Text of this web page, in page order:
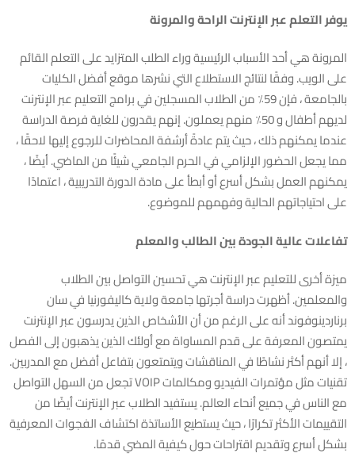
يوفر التعلم عبر الإنترنت الراحة والمرونة
المرونة هي أحد الأسباب الرئيسية وراء الطلب المتزايد على التعلم القائم
على الويب. وفقًا لنتائج الاستطلاع التي نشرها موقع أفضل الكليات
بالجامعة ، فإن 59٪ من الطلاب المسجلين في برامج التعليم عبر الإنترنت
لديهم أطفال و 50٪ منهم يعملون. إنهم يقدرون للغاية فرصة الدراسة
عندما يمكنهم ذلك ، حيث يتم عادةً أرشفة المحاضرات للرجوع إليها لاحقًا ،
مما يجعل الحضور الإلزامي في الحرم الجامعي شيئًا من الماضي. أيضًا ،
يمكنهم العمل بشكل أسرع أو أبطأ على مادة الدورة التدريبية ، اعتمادًا
على احتياجاتهم الحالية وفهمهم للموضوع.
تفاعلات عالية الجودة بين الطالب والمعلم
ميزة أخرى للتعليم عبر الإنترنت هي تحسين التواصل بين الطلاب
والمعلمين. أظهرت دراسة أجرتها جامعة ولاية كاليفورنيا في سان
برناردينوفوند أنه على الرغم من أن الأشخاص الذين يدرسون عبر الإنترنت
يمتصون المعرفة على قدم المساواة مع أولئك الذين يذهبون إلى الفصل
، إلا أنهم أكثر نشاطًا في المناقشات ويتمتعون بتفاعل أفضل مع المدربين.
تقنيات مثل مؤتمرات الفيديو ومكالمات VOIP تجعل من السهل التواصل
مع الناس في جميع أنحاء العالم. يستفيد الطلاب عبر الإنترنت أيضًا من
التقييمات الأكثر تكرارًا ، حيث يستطيع الأساتذة اكتشاف الفجوات المعرفية
بشكل أسرع وتقديم اقتراحات حول كيفية المضي قدمًا.